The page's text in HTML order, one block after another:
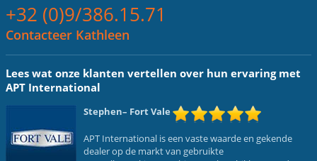
+32 (0)9/386.15.71
Contacteer Kathleen
Lees wat onze klanten vertellen over hun ervaring met
APT International
Stephen– Fort Vale
APT International is een vaste waarde en gekende
dealer op de markt van gebruikte